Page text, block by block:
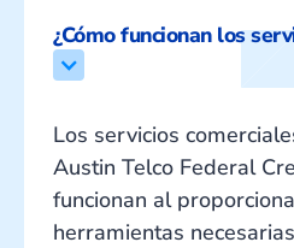
¿Cómo funcionan los
Los servicios
Austin Telco Federal
funcionan al
herramientas